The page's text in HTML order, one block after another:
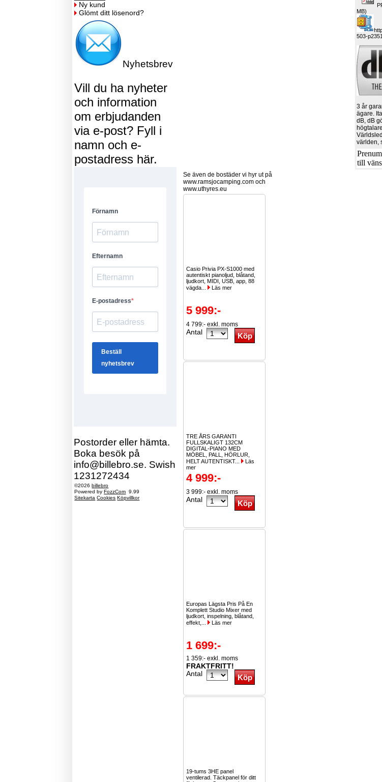
Ny kund
Glömt ditt lösenord?
Nyhetsbrev
Vill du ha nyheter
och information
om erbjudanden
via e-post? Fyll i
namn och e-
postadress här.
Postorder eller hämta.
Boka besök på
info@billebro.se. Swish
1231272434
©2026billebro
Powered byFozzCom 9.99
Sitekarta Cookies Köpvillkor
MB)
503-
3 år
ägare.
dB, dB
världen,
till
Se även de bostäder vi hyr ut på
www.ramsjocamping.com och
www.uthyres.eu
Casio Privia PX-S1000 med
autentiskt pianoljud, blåtand,
ljudkort, MIDI, USB, app, 88
vägda...
Läs mer
5 999:-
4 799:- exkl. moms
Antal
TRE ÅRS GARANTI
FULLSKALIGT 132CM
DIGITAL-PIANO MED
MÖBEL, PALL, HÖRLUR,
HELT AUTENTISKT...
Läs
mer
4 999:-
3 999:- exkl. moms
Antal
Europas Lägsta Pris På En
Komplett Studio Mixer med
ljudkort, inspelning, blåtand,
effekt,...
Läs mer
1 699:-
1 359:- exkl. moms
FRAKTFRITT!
Antal
19-tums 3HE panel
ventilerad. Täckpanel för ditt